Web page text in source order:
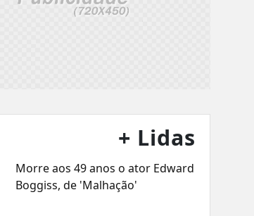
+ Lidas
Morre aos 49 anos o ator Edward
Boggiss, de 'Malhação'